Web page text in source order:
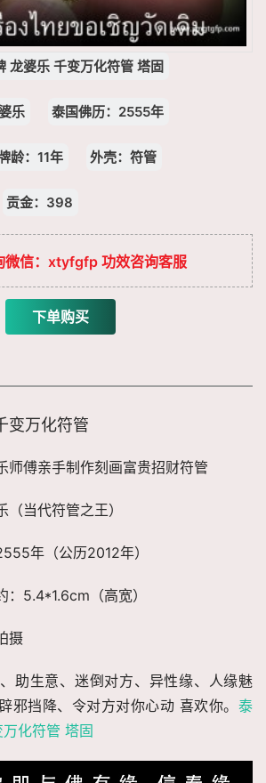
龙婆乐 千变万化符管 塔固
乐 泰国佛历：2555年
龄：11年 外壳：符管
贡金：398
微信：xtyfgfp 功效咨询客服
下单购买
变万化符管
师傅亲手制作刻画富贵招财符管
（当代符管之王）
年（公历2012年）
：5.4*1.6cm（高宽）
摄
、助生意、迷倒对方、异性缘、人缘魅
邪挡降、令对方对你心动 喜欢你。 泰
化符管 塔固